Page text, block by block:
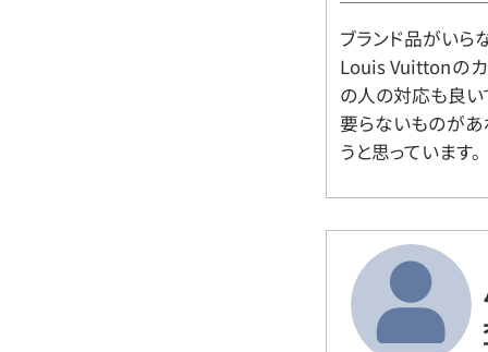
ブランド品がいら
Louis Vuittonの
の人の対応も良い
要らないものがあ
うと思っています。